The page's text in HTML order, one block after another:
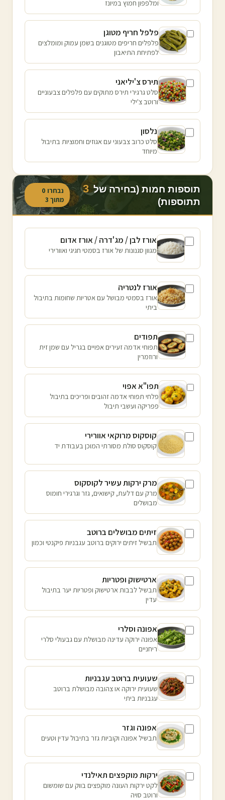
ומלפפון חמוץ במיונז
פלפל חריף מטוגן
פלפלים חריפים מטוגנים בשמן עמוק ומומלצים
לפתיחת התיאבון
תירס צ'יליאני
סלט גרגירי תירס מתוקים עם פלפלים צבעוניים
ורוטב צ'ילי
נלסון
סלט כרוב צבעוני עם אגוזים וחמוציות בתיבול
מיוחד
תוספות חמות (בחירה של 3
תתוספות)
נבחרו 0
מתוך 3
אורז לבן / מג'דרה / אורז אדום
מגוון סגנונות של אורז בסמטי חגיגי ואוורירי
אורז לנטריה
אורז בסמטי מבושל עם אטריות שחומות בתיבול
ביתי
תפודים
תפוחי אדמה זעירים אפויים בגריל עם שמן זית
ורוזמרין
תפו"א אפוי
פלחי תפוחי אדמה זהובים ופריכים בתיבול
פפריקה ועשבי תיבול
קוסקוס מרוקאי אוורירי
קוסקוס סולת מסורתי המוכן בעבודת יד
מרק ירקות עשיר לקוסקוס
מרק עם דלעת, קישואים, גזר וגרגירי חומוס
מבושלים
זיתים מבושלים ברוטב
תבשיל זיתים ירוקים ברוטב עגבניות פיקנטי וכמון
ארטישוק ופטריות
תבשיל לבבות ארטישוק ופטריות יער בתיבול
עדין
אפונה וסלרי
אפונה ירוקה עדינה מבושלת עם גבעולי סלרי
ריחניים
שעועית ברוטב עגבניות
שעועית ירוקה או צהובה מבושלת ברוטב
עגבניות ביתי
אפונה וגזר
תבשיל אפונה וקוביות גזר בתיבול עדין וטעים
ירקות מוקפצים תאילנדי
לקט ירקות העונה מוקפצים בווק עם שומשום
ורוטב סויה